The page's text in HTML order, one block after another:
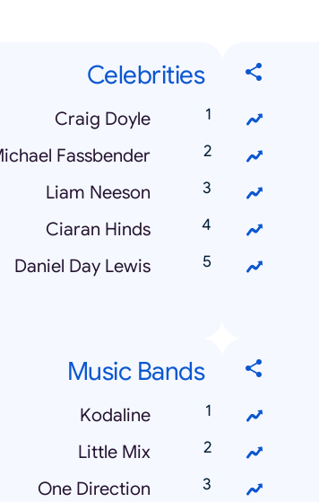
Celebrities
Craig Doyle
Fassbender
Liam Neeson
Ciaran Hinds
Daniel Day Lewis
Music Bands
Kodaline
Little Mix
One Direction